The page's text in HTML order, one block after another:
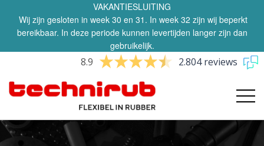
VAKANTIESLUITING
Wij zijn gesloten in week 30 en 31. In week 32 zijn wij beperkt
bereikbaar. In deze periode kunnen levertijden langer zijn dan
gebruikelijk.
8.9 2.804 reviews